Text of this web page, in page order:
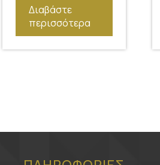
Διαβάστε
περισσότερα